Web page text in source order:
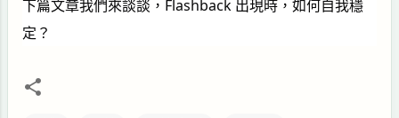
下篇文章我們來談談，Flashback 出現時，如何自我穩
定？